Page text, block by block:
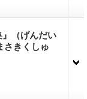
』（げんだい
きくしゅ